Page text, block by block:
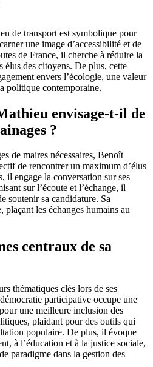
de transport est symbolique pour
une image d’accessibilité et de
de France, il cherche à réduire la
élus des citoyens. De plus, cette
envers l’écologie, une valeur
politique contemporaine.
envisage-t-il de
?
de maires nécessaires, Benoît
de rencontrer un maximum d’élus
il engage la conversation sur ses
sur l’écoute et l’échange, il
soutenir sa candidature. Sa
plaçant les échanges humains au
centraux de sa
thématiques clés lors de ses
participative occupe une
une meilleure inclusion des
plaidant pour des outils qui
populaire. De plus, il évoque
à l’éducation et à la justice sociale,
paradigme dans la gestion des